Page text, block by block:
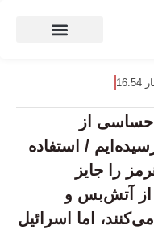
16:54
حساسی از
/ استفاده
را جایز
از آتش‌بس و
اما اسرائیل